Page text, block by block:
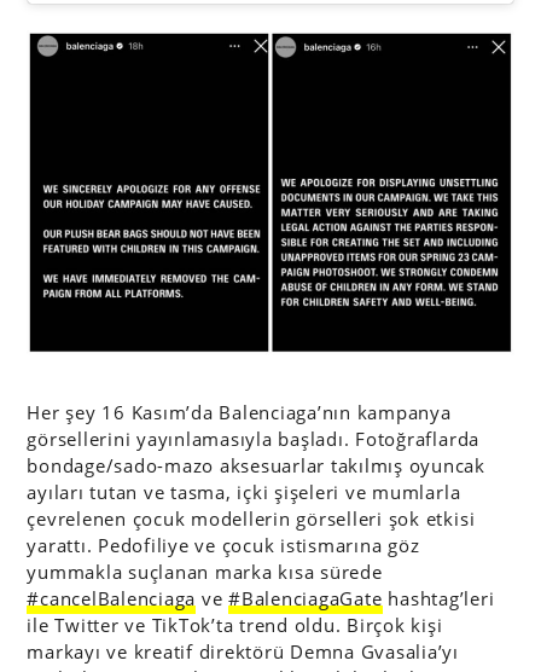
Her şey 16 Kasım’da Balenciaga’nın kampanya
görsellerini yayınlamasıyla başladı. Fotoğraflarda
bondage/sado-mazo aksesuarlar takılmış oyuncak
ayıları tutan ve tasma, içki şişeleri ve mumlarla
çevrelenen çocuk modellerin görselleri şok etkisi
yarattı. Pedofiliye ve çocuk istismarına göz
yummakla suçlanan marka kısa sürede
#cancelBalenciaga ve#BalenciagaGate hashtag’leri
ile Twitter ve TikTok’ta trend oldu. Birçok kişi
markayı ve kreatif direktörü Demna Gvasalia’yı